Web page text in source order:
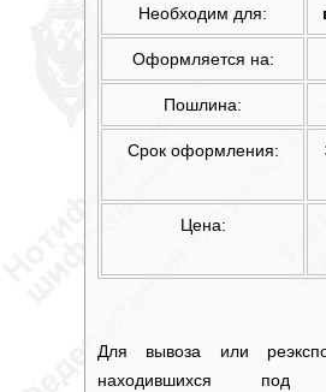
Необходим для:
Оформляется на:
Пошлина:
Срок оформления:
Цена:
Для вывоза или
находившихся под